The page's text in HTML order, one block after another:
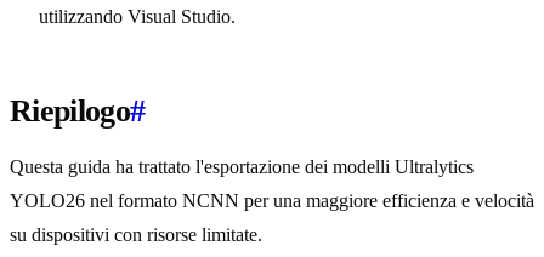
utilizzando Visual Studio.
Riepilogo#
Questa guida ha trattato l'esportazione dei modelli Ultralytics
YOLO26 nel formato NCNN per una maggiore efficienza e velocità
su dispositivi con risorse limitate.